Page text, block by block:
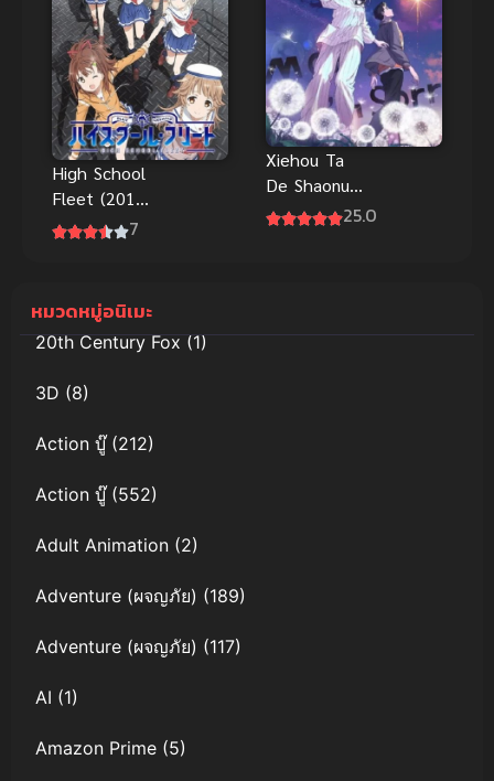
High School
Fleet (2016)
เรือเดินสมุทร
7
Xiehou Ta
De Shaonu
Shidai (Mom,25.0
หมวดหมู่อนิเมะ
20th Century Fox(1)
3D (8)
Action บู๊(212)
Action บู๊(552)
Adult Animation (2)
Adventure (ผจญภัย) (189)
Adventure (ผจญภัย) (117)
AI (1)
Amazon Prime (5)